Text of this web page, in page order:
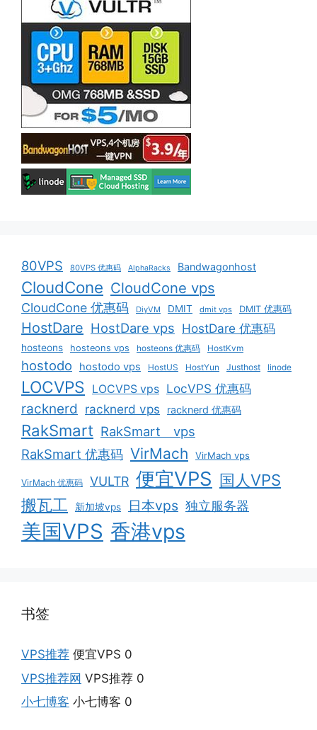
80VPS 80VPS 优惠码 AlphaRacks Bandwagonhost
CloudCone CloudCone vps
CloudCone 优惠码 DiyVM DMIT dmit vps DMIT 优惠码
HostDare HostDare vps HostDare 优惠码
hosteons hosteons vps hosteons 优惠码 HostKvm
hostodo hostodo vps HostUS HostYun Justhost linode
LOCVPS LOCVPS vps LocVPS 优惠码
racknerd racknerd vps racknerd 优惠码
RakSmart RakSmart vps
RakSmart 优惠码 VirMach VirMach vps
VirMach 优惠码 VULTR 便宜VPS 国人VPS
搬瓦工
新加坡vps 日本vps 独立服务器
美国VPS 香港vps
书签
VPS推荐 便宜VPS 0
VPS推荐网 VPS推荐 0
小七博客 小七博客 0